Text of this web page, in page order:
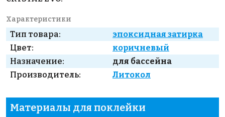
Характеристики
Тип товара:
эпоксидная затирка
Цвет:
коричневый
Назначение:
для бассейна
Производитель:
Литокол
Материалы для поклейки